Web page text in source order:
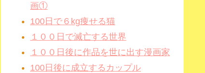
画①
100日で６kg痩せる猫
１００日で滅亡する世界
１００日後に作品を世に出す漫画家
100日後に成立するカップル